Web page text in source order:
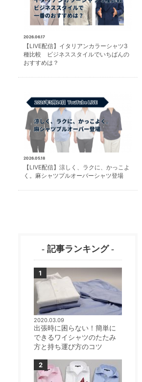
2026.06.17
【LIVE配信】イタリアンカラーシャツ3
種比較 ビジネススタイルでいちばんの
おすすめは？
2026.05.18
【LIVE配信】涼しく、ラクに、かっこよ
く。麻シャツプルオーバーシャツ登場
- 記事ランキング -
2020.03.09
出張時に困らない！簡単に
できるワイシャツのたたみ
方と持ち運び方のコツ